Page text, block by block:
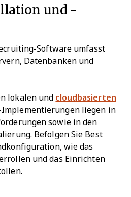
und -
Software umfasst
Datenbanken und
lokalen und cloudbasierten
Implementierungen liegen in
sowie in den
Befolgen Sie Best
wie das
und das Einrichten